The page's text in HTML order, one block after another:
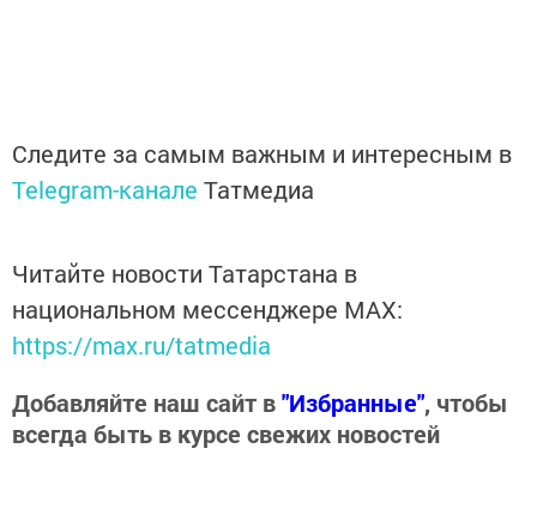
Следите за самым важным и интересным в
Telegram-канале Татмедиа
Читайте новости Татарстана в
национальном мессенджере MАХ:
https://max.ru/tatmedia
Добавляйте наш сайт в"Избранные", чтобы
всегда быть в курсе свежих новостей